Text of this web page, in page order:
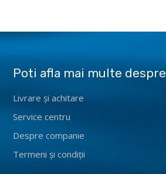
Poti afla mai multe despre
Livrare și achitare
Service centru
Despre companie
Termeni și condiții